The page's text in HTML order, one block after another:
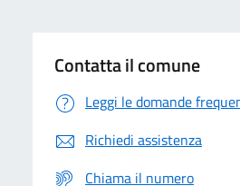
Contatta il comune
Leggi le domande
Richiedi assistenza
Chiama il numero